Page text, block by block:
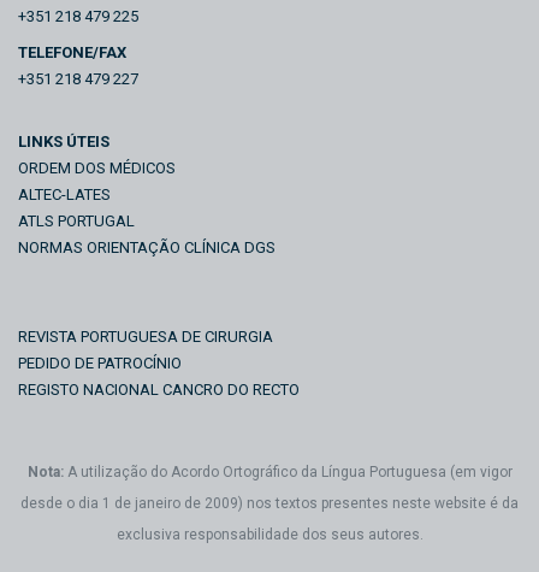
+351 218 479 225
TELEFONE/FAX
+351 218 479 227
LINKS ÚTEIS
ORDEM DOS MÉDICOS
ALTEC-LATES
ATLS PORTUGAL
NORMAS ORIENTAÇÃO CLÍNICA DGS
REVISTA PORTUGUESA DE CIRURGIA
PEDIDO DE PATROCÍNIO
REGISTO NACIONAL CANCRO DO RECTO
Nota:A utilização do Acordo Ortográfico da Língua Portuguesa (em vigor
desde o dia 1 de janeiro de 2009) nos textos presentes neste website é da
exclusiva responsabilidade dos seus autores.